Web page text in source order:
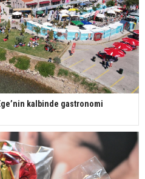
kalbinde gastronomi